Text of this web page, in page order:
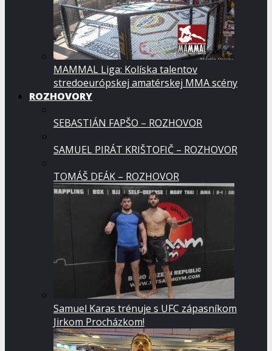
MAMMAL Liga: Kolíska talentov
stredoeurópskej amatérskej MMA scény
ROZHOVORY
SEBASTIÁN FAPŠO – ROZHOVOR
SAMUEL PIRÁT KRIŠTOFIČ – ROZHOVOR
TOMÁŠ DEÁK – ROZHOVOR
Samuel Karas trénuje s UFC zápasníkom
Jirkom Procházkom!